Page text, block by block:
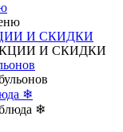
И СКИДКИ
❄